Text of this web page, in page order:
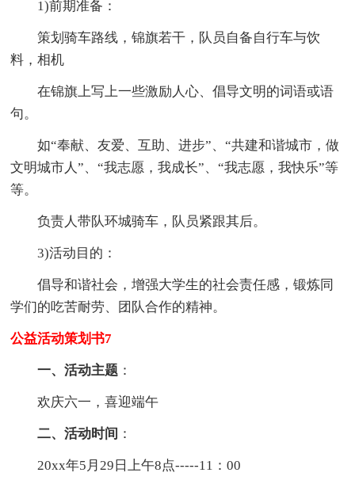
1)前期准备：
策划骑车路线，锦旗若干，队员自备自行车与饮
料，相机
在锦旗上写上一些激励人心、倡导文明的词语或语
句。
如“奉献、友爱、互助、进步”、“共建和谐城市，做
文明城市人”、“我志愿，我成长”、“我志愿，我快乐”等
等。
负责人带队环城骑车，队员紧跟其后。
3)活动目的：
倡导和谐社会，增强大学生的社会责任感，锻炼同
学们的吃苦耐劳、团队合作的精神。
公益活动策划书7
一、活动主题 ：
欢庆六一，喜迎端午
二、活动时间 ：
20xx年5月29日上午8点-----11：00